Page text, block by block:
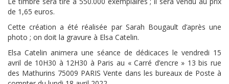
de 1,65 euros.
Cette création a été réalisée par Sarah Bougault d’après une
photo ; on doit la gravure à Elsa Catelin.
Elsa Catelin animera une séance de dédicaces le vendredi 15
avril de 10H30 à 12H30 à Paris au « Carré d’encre » 13 bis rue
des Mathurins 75009 PARIS Vente dans les bureaux de Poste à